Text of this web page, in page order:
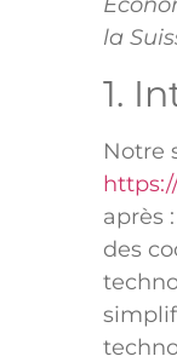
la
1.
Notre
après
des